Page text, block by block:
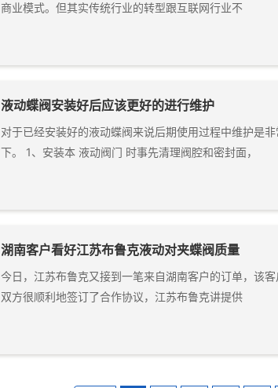
商业模式。但其实传统行业的转型跟互联网行业不
液动蝶阀安装好后应该更好的进行维护
对于已经安装好的液动蝶阀来说后期使用过程中维护是
下。 1、安装本 液动阀门 时事先清理阀腔和密封面，
湖南客户看好江苏布鲁克液动对夹蝶阀质量
今日，江苏布鲁克又接到一笔来自湖南客户的订单，该
双方很顺利地签订了合作协议，江苏布鲁克讲提供